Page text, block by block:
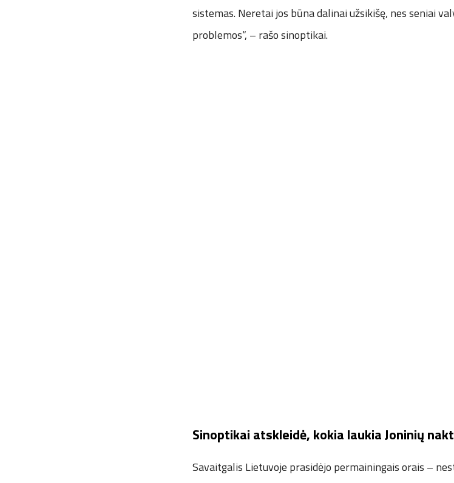
sistemas. Neretai jos būna dalinai užsikišę, nes seniai
problemos“, – rašo sinoptikai.
Sinoptikai atskleidė, kokia laukia Joninių
Savaitgalis Lietuvoje prasidėjo permainingais orais –